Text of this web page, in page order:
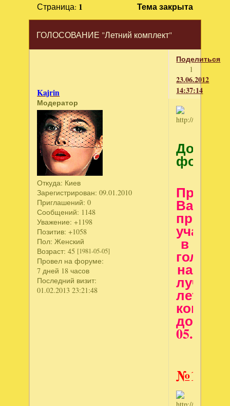
ГОЛОСОВАНИЕ "Летний комплект"
Страница: 1 Тема закрыта
Поделиться
1
23.06.2012
14:37:14
Kajrin
Модератор
Откуда: Киев
Зарегистрирован: 09.01.2010
Приглашений: 0
Сообщений: 1148
Уважение: +1198
Позитив: +1058
Пол: Женский
Возраст: 45 [1981-05-05]
Провел на форуме:
7 дней 18 часов
Последний визит:
01.02.2013 23:21:48
Вас
участие
в
на
лучший
летний
до
№1